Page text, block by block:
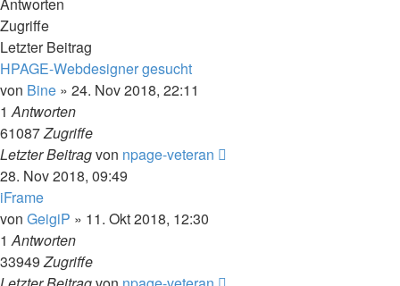
Zugriffe
Letzter Beitrag
HPAGE-Webdesigner gesucht
von Bine » 24. Nov 2018, 22:11
1Antworten
61087Zugriffe
Letzter Beitragvon npage-veteran
28. Nov 2018, 09:49
iFrame
von GeigiP » 11. Okt 2018, 12:30
1Antworten
33949Zugriffe